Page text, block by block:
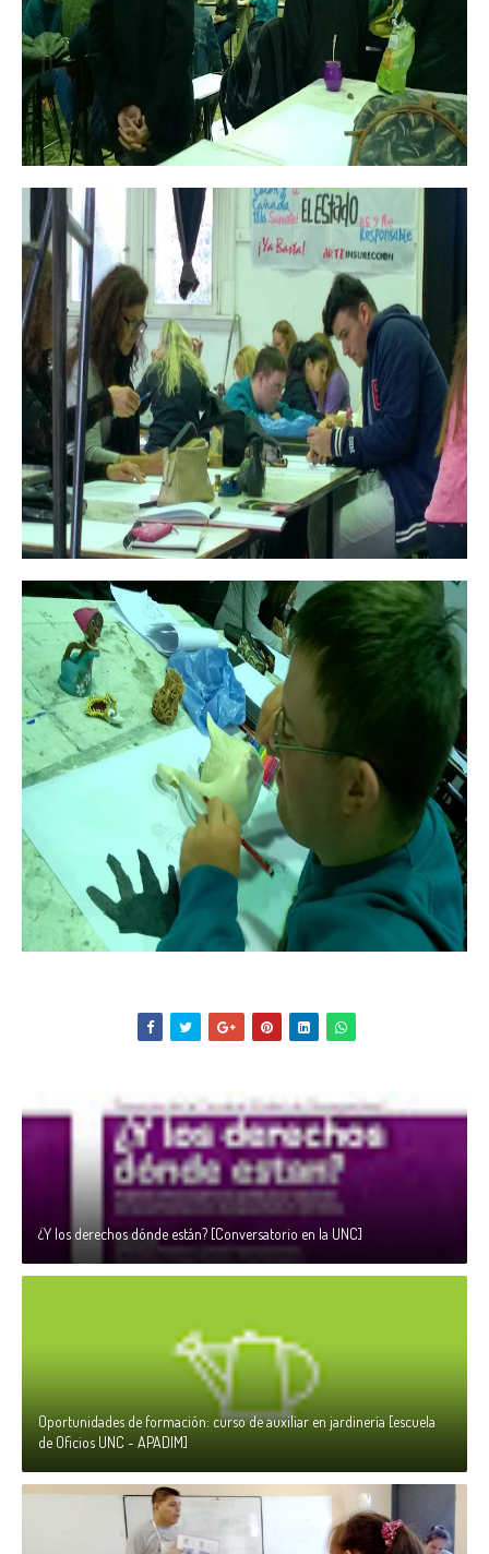
¿Y los derechos dónde están? [Conversatorio en la UNC]
Oportunidades de formación: curso de auxiliar en jardinería [escuela
de Oficios UNC - APADIM]